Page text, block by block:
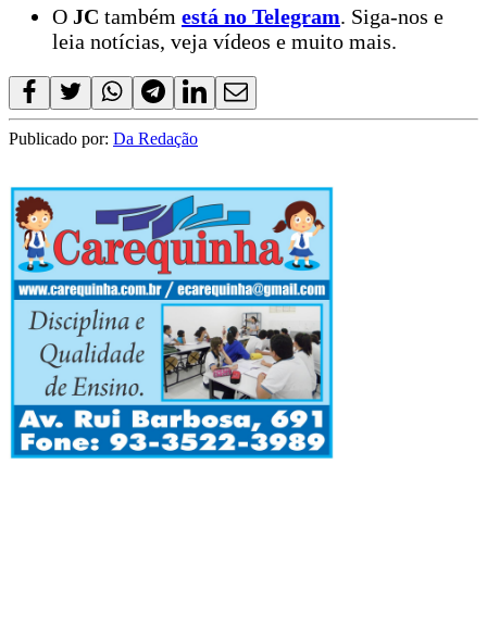
O JC também está no Telegram. Siga-nos e
leia notícias, veja vídeos e muito mais.
Publicado por: Da Redação